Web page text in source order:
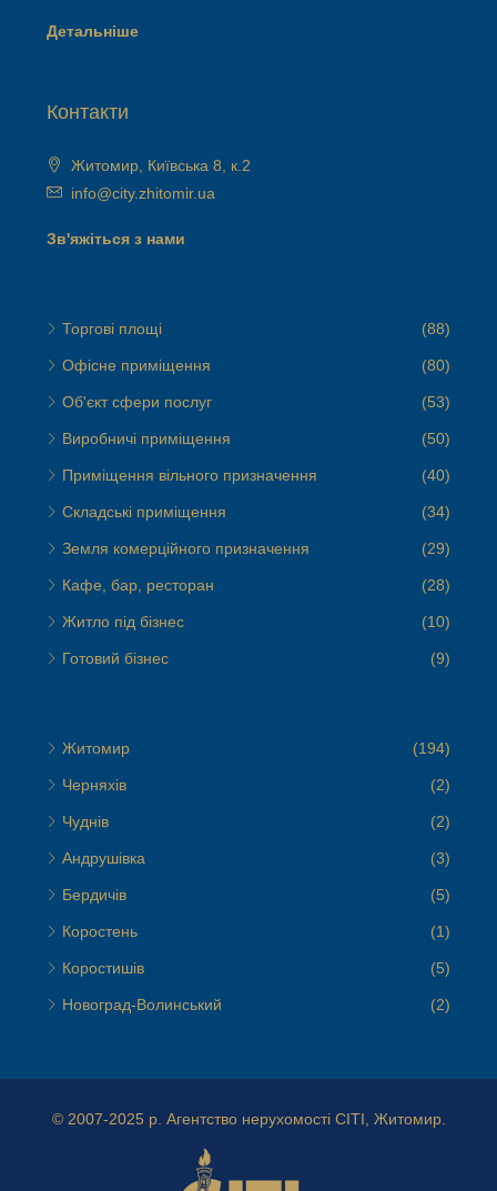
Детальніше
Контакти
Житомир, Київська 8, к.2
info@city.zhitomir.ua
Зв'яжіться з нами
Торгові площі (88)
Офісне приміщення (80)
Об'єкт сфери послуг (53)
Виробничі приміщення (50)
Приміщення вільного призначення (40)
Складські приміщення (34)
Земля комерційного призначення (29)
Кафе, бар, ресторан (28)
Житло під бізнес (10)
Готовий бізнес (9)
Житомир (194)
Черняхів (2)
Чуднів (2)
Андрушівка (3)
Бердичів (5)
Коростень (1)
Коростишів (5)
Новоград-Волинський (2)
© 2007-2025 р. Агентство нерухомості СІТІ, Житомир.